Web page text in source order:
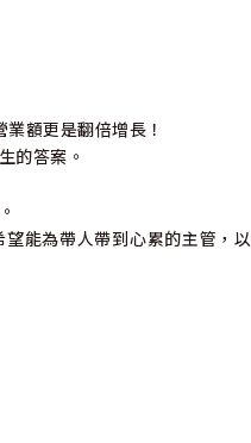
額更是翻倍增長！
的答案。
能為帶人帶到心累的主管，